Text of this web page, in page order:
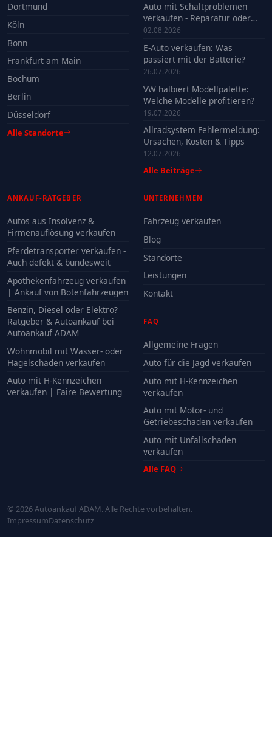
Dortmund
Köln
Bonn
Frankfurt am Main
Bochum
Berlin
Düsseldorf
Alle Standorte
Auto mit Schaltproblemen
verkaufen - Reparatur oder
Verkauf?
02.08.2026
E-Auto verkaufen: Was
passiert mit der Batterie?
26.07.2026
VW halbiert Modellpalette:
Welche Modelle profitieren?
19.07.2026
Allradsystem Fehlermeldung:
Ursachen, Kosten & Tipps
12.07.2026
Alle Beiträge
ANKAUF-RATGEBER
Autos aus Insolvenz &
Firmenauflösung verkaufen
Pferdetransporter verkaufen -
Auch defekt & bundesweit
Apothekenfahrzeug verkaufen
| Ankauf von Botenfahrzeugen
Benzin, Diesel oder Elektro?
Ratgeber & Autoankauf bei
Autoankauf ADAM
Wohnmobil mit Wasser- oder
Hagelschaden verkaufen
Auto mit H-Kennzeichen
verkaufen | Faire Bewertung
UNTERNEHMEN
Fahrzeug verkaufen
Blog
Standorte
Leistungen
Kontakt
FAQ
Allgemeine Fragen
Auto für die Jagd verkaufen
Auto mit H-Kennzeichen
verkaufen
Auto mit Motor- und
Getriebeschaden verkaufen
Auto mit Unfallschaden
verkaufen
Alle FAQ
© 2026 Autoankauf ADAM. Alle Rechte vorbehalten.
ImpressumDatenschutz